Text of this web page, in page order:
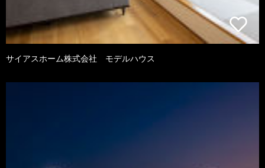
サイアスホーム株式会社 モデルハウス